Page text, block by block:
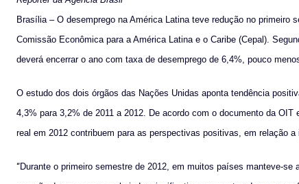
Brasília – O desemprego na América Latina teve redução no primeiro
Comissão Econômica para a América Latina e o Caribe (Cepal).
deverá encerrar o ano com taxa de desemprego de 6,4%, pouco
O estudo dos dois órgãos das Nações Unidas aponta tendência
4,3% para 3,2% de 2011 a 2012. De acordo com o documento da
real em 2012 contribuem para as perspectivas positivas, em relação a
“Durante o primeiro semestre de 2012, em muitos países manteve-